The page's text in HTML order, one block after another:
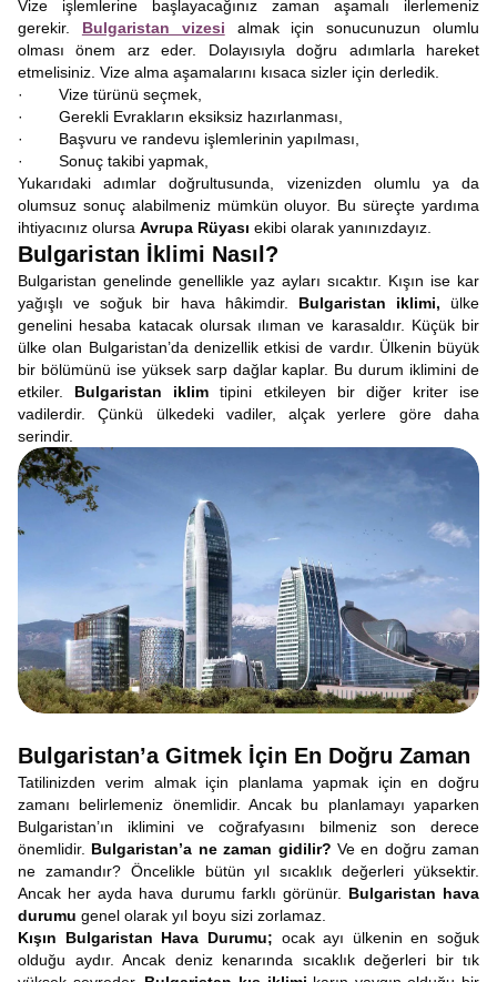
Vize işlemlerine başlayacağınız zaman aşamalı ilerlemeniz
gerekir. Bulgaristan vizesi
almak için sonucunuzun olumlu
olması önem arz eder. Dolayısıyla doğru adımlarla hareket
etmelisiniz. Vize alma aşamalarını kısaca sizler için derledik.
· Vize türünü seçmek,
· Gerekli Evrakların eksiksiz hazırlanması,
· Başvuru ve randevu işlemlerinin yapılması,
· Sonuç takibi yapmak,
Yukarıdaki adımlar doğrultusunda, vizenizden olumlu ya da
olumsuz sonuç alabilmeniz mümkün oluyor. Bu süreçte yardıma
ihtiyacınız olursa Avrupa Rüyası ekibi olarak yanınızdayız.
Bulgaristan İklimi Nasıl?
Bulgaristan genelinde genellikle yaz ayları sıcaktır. Kışın ise kar
yağışlı ve soğuk bir hava hâkimdir. Bulgaristan iklimi, ülke
genelini hesaba katacak olursak ılıman ve karasaldır. Küçük bir
ülke olan Bulgaristan’da denizellik etkisi de vardır. Ülkenin büyük
bir bölümünü ise yüksek sarp dağlar kaplar. Bu durum iklimini de
etkiler. Bulgaristan iklimtipini etkileyen bir diğer kriter ise
vadilerdir. Çünkü ülkedeki vadiler, alçak yerlere göre daha
serindir.
Bulgaristan’a Gitmek İçin En Doğru Zaman
Tatilinizden verim almak için planlama yapmak için en doğru
zamanı belirlemeniz önemlidir. Ancak bu planlamayı yaparken
Bulgaristan’ın iklimini ve coğrafyasını bilmeniz son derece
önemlidir. Bulgaristan’a ne zaman gidilir? Ve en doğru zaman
ne zamandır? Öncelikle bütün yıl sıcaklık değerleri yüksektir.
Ancak her ayda hava durumu farklı görünür. Bulgaristan hava
durumu genel olarak yıl boyu sizi zorlamaz.
Kışın Bulgaristan Hava Durumu; ocak ayı ülkenin en soğuk
olduğu aydır. Ancak deniz kenarında sıcaklık değerleri bir tık